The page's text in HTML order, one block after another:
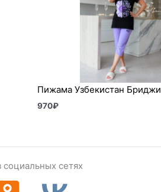
Пижама Узбекистан Бриджи
970₽
сетях